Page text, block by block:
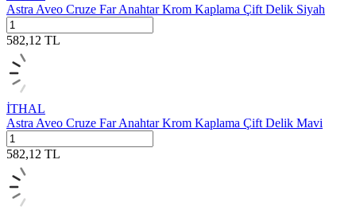
Astra Aveo Cruze Far Anahtar Krom Kaplama Çift Delik Siyah
582,12 TL
İTHAL
Astra Aveo Cruze Far Anahtar Krom Kaplama Çift Delik Mavi
582,12 TL